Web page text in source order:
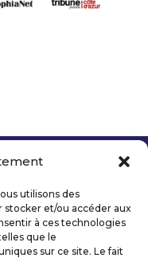
utilisons des
stocker et/ou accéder aux
à ces technologies
que le
sur ce site. Le fait